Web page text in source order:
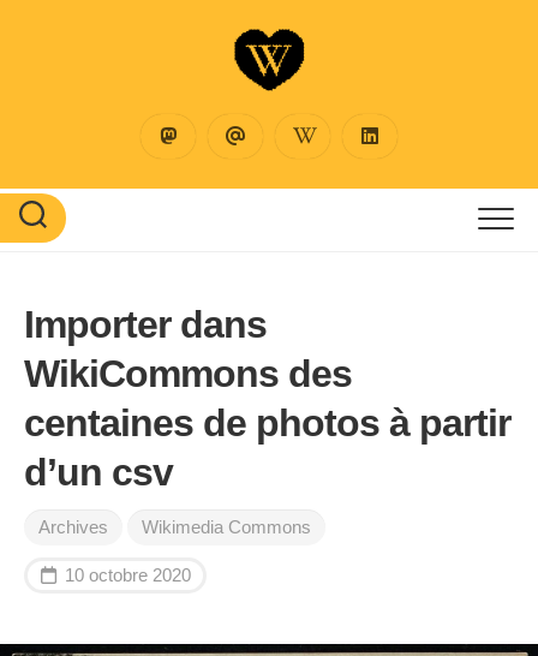
Importer dans
WikiCommons des
centaines de photos à partir
d’un csv
Archives Wikimedia Commons
10 octobre 2020